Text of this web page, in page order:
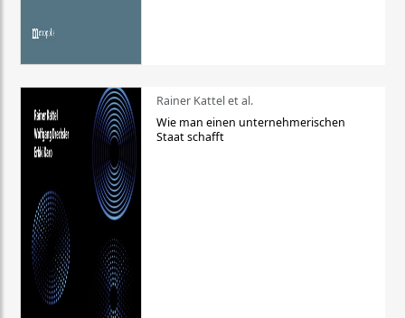
Rainer Kattel et al.
Wie man einen unternehmerischen
Staat schafft